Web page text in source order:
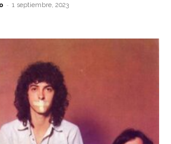
- 1 septiembre, 2023